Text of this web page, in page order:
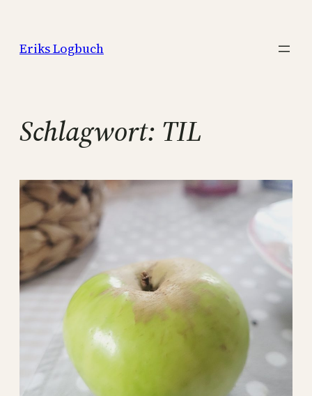
springen
Eriks Logbuch
Schlagwort: TIL